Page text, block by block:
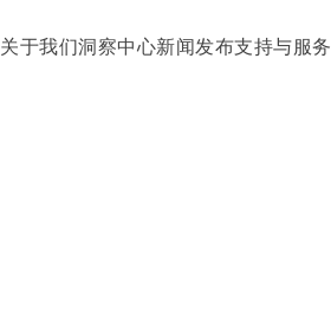
关于我们洞察中心新闻发布支持与服务